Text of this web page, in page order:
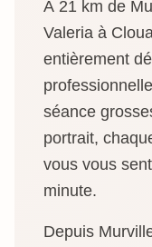
À 21 km de
Valeria à
entièrement
séance
portrait,
vous vous
minute.
Depuis